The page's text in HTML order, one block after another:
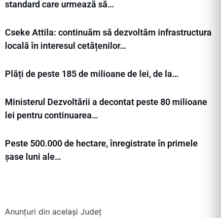
standard care urmează să…
Cseke Attila: continuăm să dezvoltăm infrastructura
locală în interesul cetățenilor…
Plăți de peste 185 de milioane de lei, de la…
Ministerul Dezvoltării a decontat peste 80 milioane
lei pentru continuarea…
Peste 500.000 de hectare, înregistrate în primele
șase luni ale…
Anunțuri din același Județ